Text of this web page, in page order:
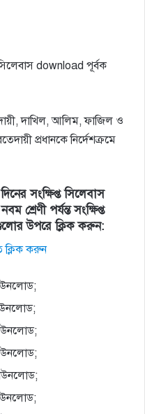
download পূর্বক
দাখিল, আলিম, ফাজিল ও
প্রধানকে নির্দেশক্রমে
সংক্ষিপ্ত সিলেবাস
শ্রেণী পর্যন্ত সংক্ষিপ্ত
উপরে ক্লিক করুন:
করুন